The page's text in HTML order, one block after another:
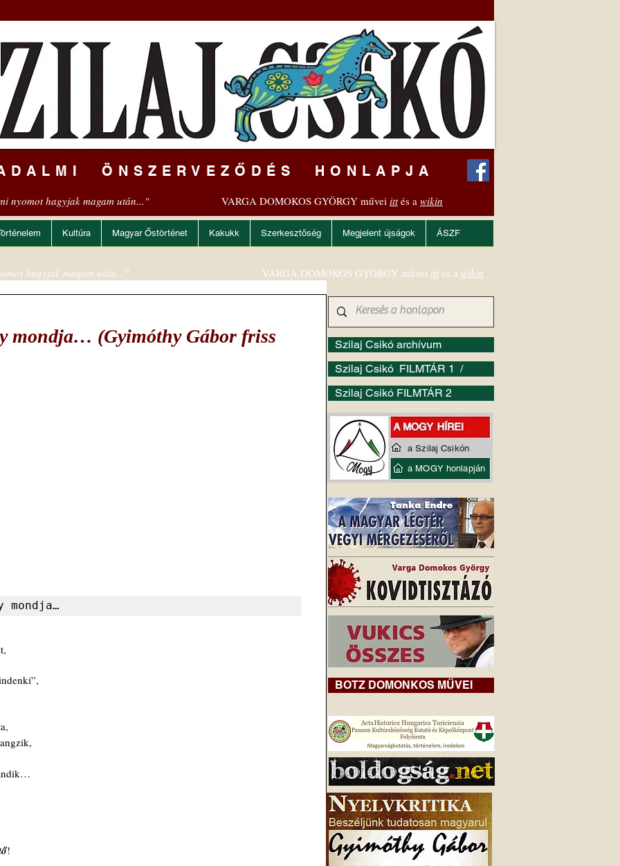
ÖNSZERVEZŐDÉS HONLAPJA
nyomot hagyjak magam után..." VARGA DOMOKOS GYÖRGY művei ittés a wikin
Kultúra Magyar Őstörténet Kakukk Szerkesztőség Megjelent újságok ÁSZF
mondja… (Gyimóthy Gábor friss
mondja…
!
Szilaj Csikó archívum
Szilaj Csikó FILMTÁR 1 /
Szilaj Csikó FILMTÁR 2
hagyjak magam után..." VARGA DOMOKOS GYÖRGY művei itt és a wikin
BOTZ DOMONKOS MŰVEI
a Szilaj Csikón
a MOGY honlapján